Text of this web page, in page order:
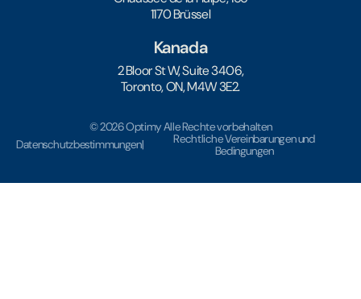
1170 Brüssel
Kanada
2 Bloor St W, Suite 3406,
Toronto, ON, M4W 3E2.
© 2026 Optimy Alle Rechte vorbehalten
Datenschutzbestimmungen|
Rechtliche Vereinbarungen und
Bedingungen